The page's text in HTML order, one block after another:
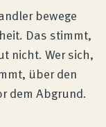
bewege
Das stimmt,
nicht. Wer sich,
über den
dem Abgrund.